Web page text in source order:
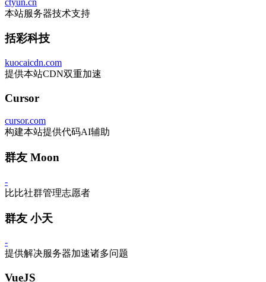
本站服务器技术支持
括彩科技
kuocaicdn.com
提供本站CDN双重加速
Cursor
cursor.com
构建本站提供代码AI辅助
群友 Moon
-
比比社群管理志愿者
群友 小天
-
提供解决服务器加速诸多问题
VueJS